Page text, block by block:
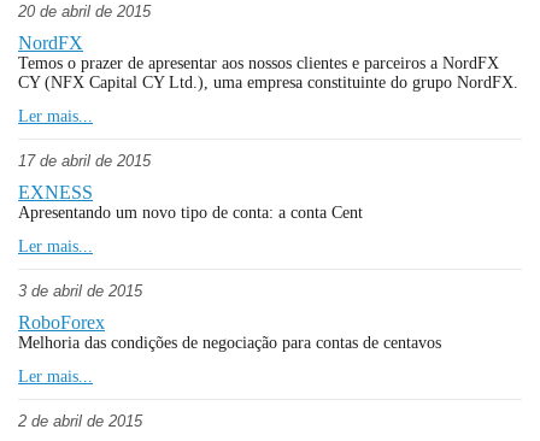
20 de abril de 2015
NordFX
Temos o prazer de apresentar aos nossos clientes e parceiros a NordFX
CY (NFX Capital CY Ltd.), uma empresa constituinte do grupo NordFX.
Ler mais...
17 de abril de 2015
EXNESS
Apresentando um novo tipo de conta: a conta Cent
Ler mais...
3 de abril de 2015
RoboForex
Melhoria das condições de negociação para contas de centavos
Ler mais...
2 de abril de 2015